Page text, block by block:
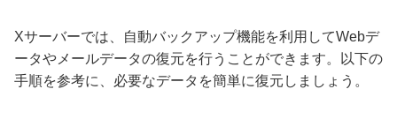
Xサーバーでは、自動バックアップ機能を利用してWebデ
ータやメールデータの復元を行うことができます。以下の
手順を参考に、必要なデータを簡単に復元しましょう。